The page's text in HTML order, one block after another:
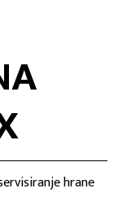
hrane